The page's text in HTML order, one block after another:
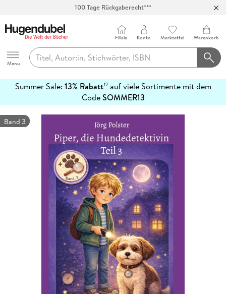
100 Tage Rückgaberecht***
Hugendubel
Menu
Filiale Konto Merkzettel Warenkorb
Summer Sale: 13% Rabatt12auf viele Sortimente mit dem
CodeSOMMER13
erfahren
Band 3